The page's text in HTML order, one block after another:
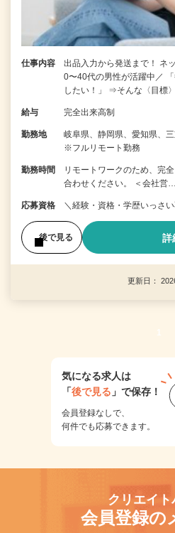
仕事内容
出品入力から発送まで！ ネ
0〜40代の男性が活躍中／
したい！」 ⇒そんな〈目標
給与 完全出来高制
勤務地
岐阜県、静岡県、愛知県、
※フルリモート勤務
勤務時間
リモートワークのため、完
合わせください。 ＜会社営…
応募資格 ＼経験・資格・学歴いっさ
後で見る 詳
更新日：
1
気になる求人は
「後で見る 」で保存！
会員登録なしで、
何件でも応募できます。
クリエイト
会員登録の